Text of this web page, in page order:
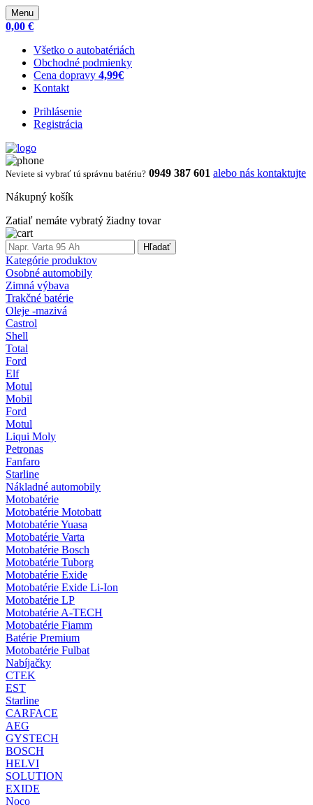
Menu
0,00 €
Všetko o autobatériách
Obchodné podmienky
Cena dopravy 4,99€
Kontakt
Prihlásenie
Registrácia
Neviete si vybrať tú správnu batériu? 0949 387 601 alebo nás kontaktujte
Nákupný košík
Zatiaľ nemáte vybratý žiadny tovar
Hľadať
Kategórie produktov
Osobné automobily
Zimná výbava
Trakčné batérie
Oleje -mazivá
Castrol
Shell
Total
Ford
Elf
Motul
Mobil
Ford
Motul
Liqui Moly
Petronas
Fanfaro
Starline
Nákladné automobily
Motobatérie
Motobatérie Motobatt
Motobatérie Yuasa
Motobatérie Varta
Motobatérie Bosch
Motobatérie Tuborg
Motobatérie Exide
Motobatérie Exide Li-Ion
Motobatérie LP
Motobatérie A-TECH
Motobatérie Fiamm
Batérie Premium
Motobatérie Fulbat
Nabíjačky
CTEK
EST
Starline
CARFACE
AEG
GYSTECH
BOSCH
HELVI
SOLUTION
EXIDE
Noco